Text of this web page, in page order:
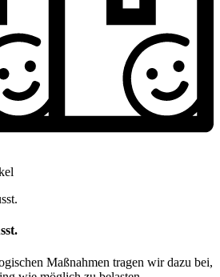
Maßnahmen tragen wir dazu bei,